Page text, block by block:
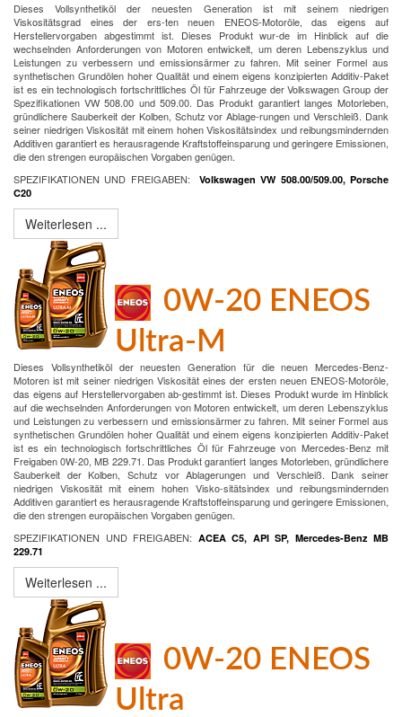
Dieses Vollsynthetiköl der neuesten Generation ist mit seinem niedrigen
Viskositätsgrad eines der ers-ten neuen ENEOS-Motoröle, das eigens auf
Herstellervorgaben abgestimmt ist. Dieses Produkt wur-de im Hinblick auf die
wechselnden Anforderungen von Motoren entwickelt, um deren Lebenszyklus und
Leistungen zu verbessern und emissionsärmer zu fahren. Mit seiner Formel aus
synthetischen Grundölen hoher Qualität und einem eigens konzipierten Additiv-Paket
ist es ein technologisch fortschrittliches Öl für Fahrzeuge der Volkswagen Group der
Spezifikationen VW 508.00 und 509.00. Das Produkt garantiert langes Motorleben,
gründlichere Sauberkeit der Kolben, Schutz vor Ablage-rungen und Verschleiß. Dank
seiner niedrigen Viskosität mit einem hohen Viskositätsindex und reibungsmindernden
Additiven garantiert es herausragende Kraftstoffeinsparung und geringere Emissionen,
die den strengen europäischen Vorgaben genügen.
SPEZIFIKATIONEN UND FREIGABEN:
Volkswagen VW 508.00/509.00, Porsche
C20
Weiterlesen ...
0W-20 ENEOS
Ultra-M
Dieses Vollsynthetiköl der neuesten Generation für die neuen Mercedes-Benz-
Motoren ist mit seiner niedrigen Viskosität eines der ersten neuen ENEOS-Motoröle,
das eigens auf Herstellervorgaben ab-gestimmt ist. Dieses Produkt wurde im Hinblick
auf die wechselnden Anforderungen von Motoren entwickelt, um deren Lebenszyklus
und Leistungen zu verbessern und emissionsärmer zu fahren. Mit seiner Formel aus
synthetischen Grundölen hoher Qualität und einem eigens konzipierten Additiv-Paket
ist es ein technologisch fortschrittliches Öl für Fahrzeuge von Mercedes-Benz mit
Freigaben 0W-20, MB 229.71. Das Produkt garantiert langes Motorleben, gründlichere
Sauberkeit der Kolben, Schutz vor Ablagerungen und Verschleiß. Dank seiner
niedrigen Viskosität mit einem hohen Visko-sitätsindex und reibungsmindernden
Additiven garantiert es herausragende Kraftstoffeinsparung und geringere Emissionen,
die den strengen europäischen Vorgaben genügen.
SPEZIFIKATIONEN UND FREIGABEN: ACEA C5, API SP, Mercedes-Benz MB
229.71
Weiterlesen ...
0W-20 ENEOS
Ultra